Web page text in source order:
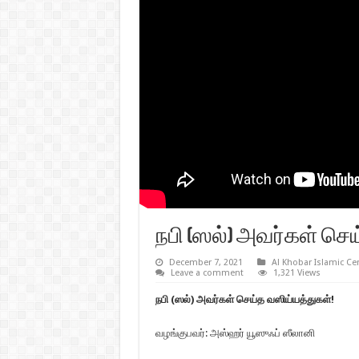
நபி (ஸல்) அவர்கள்
December 7, 2021 Al Khobar Islamic
Leave a comment
1,321 Views
நபி (ஸல்) அவர்கள் செய்த வஸிய்யத்துகள்!
வழங்குபவர்: அஸ்ஹர் யூஸுஃப் ஸீலானி